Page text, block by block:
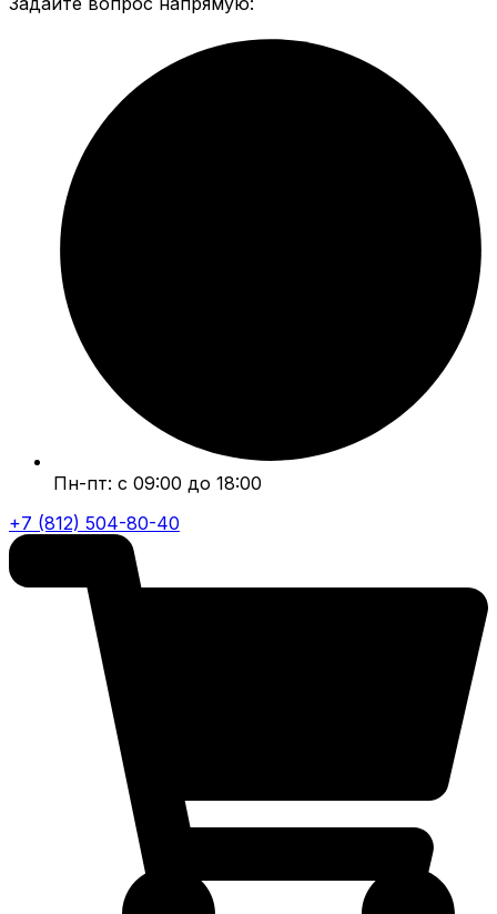
Пн-пт: с 09:00 до 18:00
+7 (812) 504-80-40